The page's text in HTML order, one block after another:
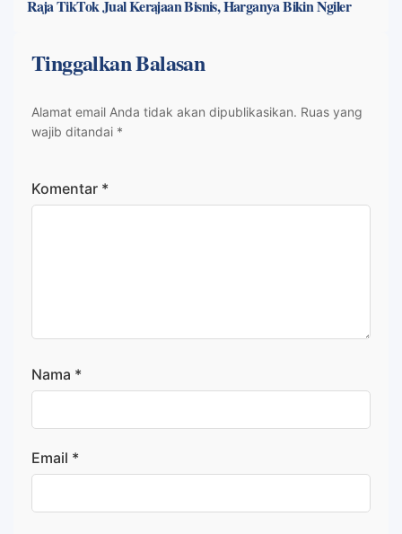
Raja TikTok Jual Kerajaan Bisnis, Harganya Bikin Ngiler
Tinggalkan Balasan
Alamat email Anda tidak akan dipublikasikan. Ruas yang
wajib ditandai *
Komentar *
Nama *
Email *